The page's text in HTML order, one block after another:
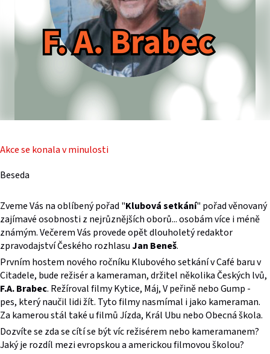
Akce se konala v minulosti
Beseda
Zveme Vás na oblíbený pořad "Klubová setkání" pořad věnovaný
zajímavé osobnosti z nejrůznějších oborů... osobám více i méně
známým. Večerem Vás provede opět dlouholetý redaktor
zpravodajství Českého rozhlasuJan Beneš.
Prvním hostem nového ročníku Klubového setkání v Café baru v
Citadele, bude režisér a kameraman, držitel několika Českých lvů,
F.A. Brabec. Režíroval filmy Kytice, Máj, V peřině nebo Gump -
pes, který naučil lidi žít. Tyto filmy nasmímal i jako kameraman.
Za kamerou stál také u filmů Jízda, Král Ubu nebo Obecná škola.
Dozvíte se zda se cítí se být víc režisérem nebo kameramanem?
Jaký je rozdíl mezi evropskou a americkou filmovou školou?